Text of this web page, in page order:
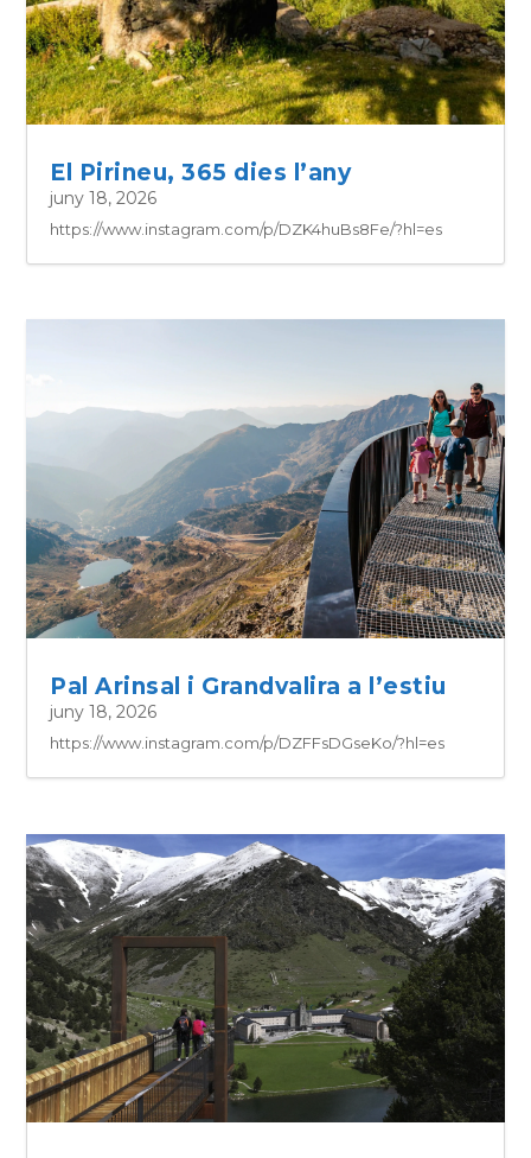
El Pirineu, 365 dies l’any
juny 18, 2026
https://www.instagram.com/p/DZK4huBs8Fe/?hl=es
Pal Arinsal i Grandvalira a l’estiu
juny 18, 2026
https://www.instagram.com/p/DZFFsDGseKo/?hl=es